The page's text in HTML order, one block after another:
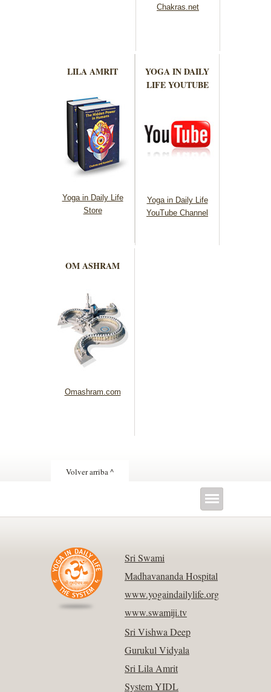
Chakras.net
LILA AMRIT
Yoga in Daily Life
Store
YOGA IN DAILY
LIFE YOUTUBE
Yoga in Daily Life
YouTube Channel
OM ASHRAM
Omashram.com
Volver arriba ^
Sri Swami
Madhavananda Hospital
www.yogaindailylife.org
www.swamiji.tv
Sri Vishwa Deep
Gurukul Vidyala
Sri Lila Amrit
System YIDL